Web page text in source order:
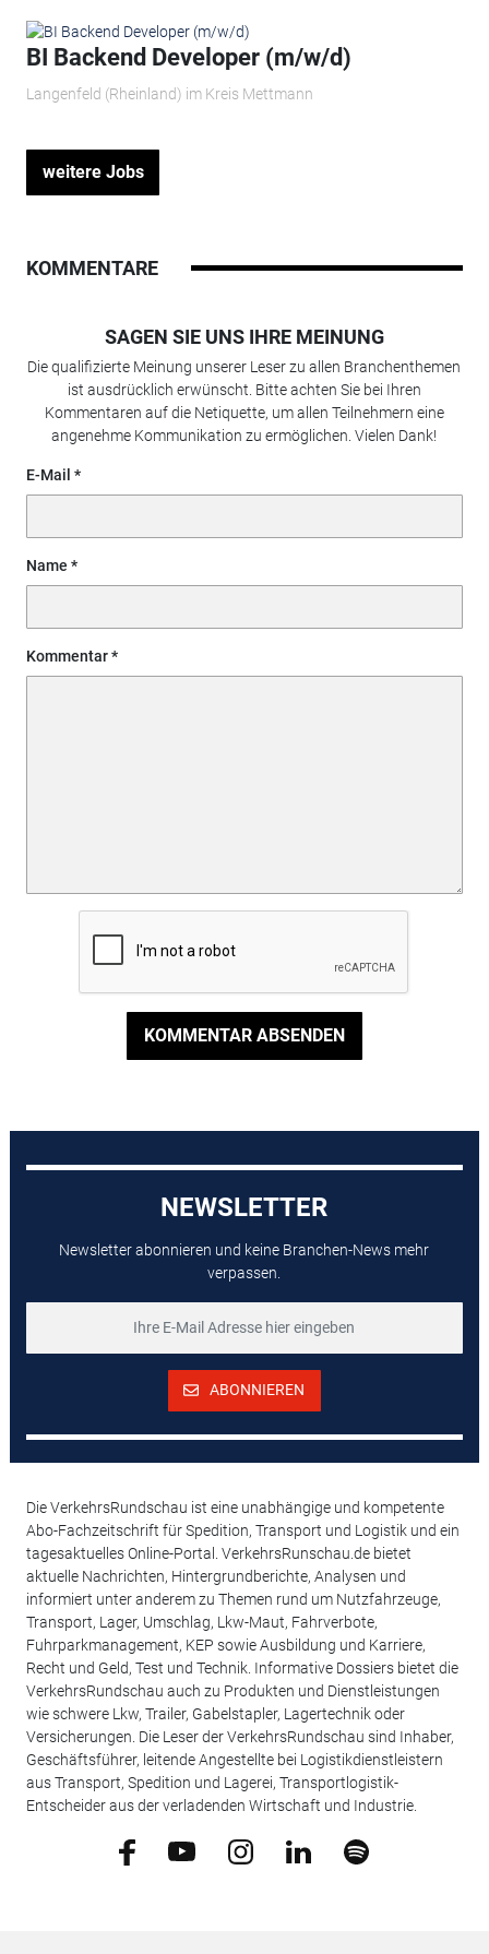
BI Backend Developer (m/w/d)
Langenfeld (Rheinland) im Kreis Mettmann
weitere Jobs
KOMMENTARE
SAGEN SIE UNS IHRE MEINUNG
Die qualifizierte Meinung unserer Leser zu allen Branchenthemen
ist ausdrücklich erwünscht. Bitte achten Sie bei Ihren
Kommentaren auf die Netiquette, um allen Teilnehmern eine
angenehme Kommunikation zu ermöglichen. Vielen Dank!
E-Mail
Name
Kommentar
KOMMENTAR ABSENDEN
NEWSLETTER
Newsletter abonnieren und keine Branchen-News mehr
verpassen.
ABONNIEREN
Die VerkehrsRundschau ist eine unabhängige und kompetente
Abo-Fachzeitschrift für Spedition, Transport und Logistik und ein
tagesaktuelles Online-Portal. VerkehrsRunschau.de bietet
aktuelle Nachrichten, Hintergrundberichte, Analysen und
informiert unter anderem zu Themen rund um Nutzfahrzeuge,
Transport, Lager, Umschlag, Lkw-Maut, Fahrverbote,
Fuhrparkmanagement, KEP sowie Ausbildung und Karriere,
Recht und Geld, Test und Technik. Informative Dossiers bietet die
VerkehrsRundschau auch zu Produkten und Dienstleistungen
wie schwere Lkw, Trailer, Gabelstapler, Lagertechnik oder
Versicherungen. Die Leser der VerkehrsRundschau sind Inhaber,
Geschäftsführer, leitende Angestellte bei Logistikdienstleistern
aus Transport, Spedition und Lagerei, Transportlogistik-
Entscheider aus der verladenden Wirtschaft und Industrie.